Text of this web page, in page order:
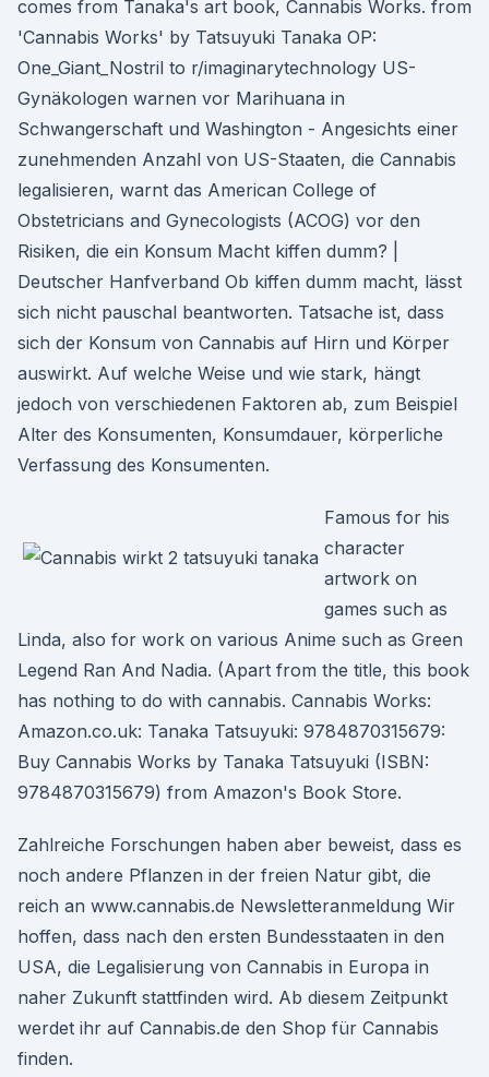
comes from Tanaka's art book, Cannabis Works. from
'Cannabis Works' by Tatsuyuki Tanaka OP:
One_Giant_Nostril to r/imaginarytechnology US-
Gynäkologen warnen vor Marihuana in
Schwangerschaft und Washington - Angesichts einer
zunehmenden Anzahl von US-Staaten, die Cannabis
legalisieren, warnt das American College of
Obstetricians and Gynecologists (ACOG) vor den
Risiken, die ein Konsum Macht kiffen dumm? |
Deutscher Hanfverband Ob kiffen dumm macht, lässt
sich nicht pauschal beantworten. Tatsache ist, dass
sich der Konsum von Cannabis auf Hirn und Körper
auswirkt. Auf welche Weise und wie stark, hängt
jedoch von verschiedenen Faktoren ab, zum Beispiel
Alter des Konsumenten, Konsumdauer, körperliche
Verfassung des Konsumenten.
Famous for his
character
artwork on
games such as
Linda, also for work on various Anime such as Green
Legend Ran And Nadia. (Apart from the title, this book
has nothing to do with cannabis. Cannabis Works:
Amazon.co.uk: Tanaka Tatsuyuki: 9784870315679:
Buy Cannabis Works by Tanaka Tatsuyuki (ISBN:
9784870315679) from Amazon's Book Store.
Zahlreiche Forschungen haben aber beweist, dass es
noch andere Pflanzen in der freien Natur gibt, die
reich an www.cannabis.de Newsletteranmeldung Wir
hoffen, dass nach den ersten Bundesstaaten in den
USA, die Legalisierung von Cannabis in Europa in
naher Zukunft stattfinden wird. Ab diesem Zeitpunkt
werdet ihr auf Cannabis.de den Shop für Cannabis
finden.